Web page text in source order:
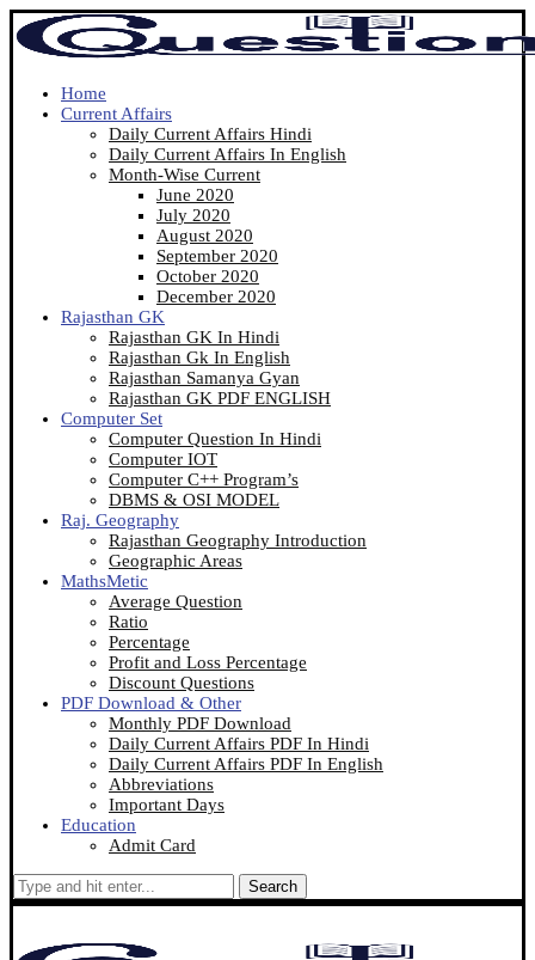
Home
Current Affairs
Daily Current Affairs Hindi
Daily Current Affairs In English
Month-Wise Current
June 2020
July 2020
August 2020
September 2020
October 2020
December 2020
Rajasthan GK
Rajasthan GK In Hindi
Rajasthan Gk In English
Rajasthan Samanya Gyan
Rajasthan GK PDF ENGLISH
Computer Set
Computer Question In Hindi
Computer IOT
Computer C++ Program’s
DBMS & OSI MODEL
Raj. Geography
Rajasthan Geography Introduction
Geographic Areas
MathsMetic
Average Question
Ratio
Percentage
Profit and Loss Percentage
Discount Questions
PDF Download & Other
Monthly PDF Download
Daily Current Affairs PDF In Hindi
Daily Current Affairs PDF In English
Abbreviations
Important Days
Education
Admit Card
Search